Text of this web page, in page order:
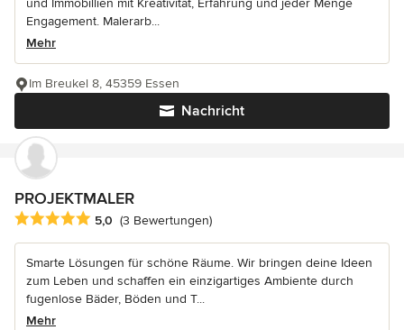
und Immobillien mit Kreativität, Erfahrung und jeder Menge
Engagement. Malerarb...
Mehr
Nachricht
Im Breukel 8, 45359 Essen
PROJEKTMALER
Durchschnittliche Bewertung: 5 von 5 Sternen
5,0 (3 Bewertungen)
Smarte Lösungen für schöne Räume. Wir bringen deine Ideen
zum Leben und schaffen ein einzigartiges Ambiente durch
fugenlose Bäder, Böden und T...
Mehr